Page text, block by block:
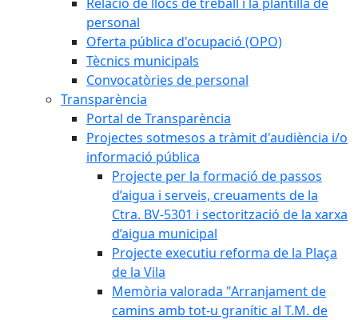
personal
Oferta pública d'ocupació (OPO)
Tècnics municipals
Convocatòries de personal
Transparència
Portal de Transparència
Projectes sotmesos a tràmit d'audiència i/o
informació pública
Projecte per la formació de passos
d’aigua i serveis, creuaments de la
Ctra. BV-5301 i sectorització de la xarxa
d’aigua municipal
Projecte executiu reforma de la Plaça
de la Vila
Memòria valorada "Arranjament de
camins amb tot-u granític al T.M. de